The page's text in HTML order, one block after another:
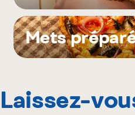
Mets
Laissez-